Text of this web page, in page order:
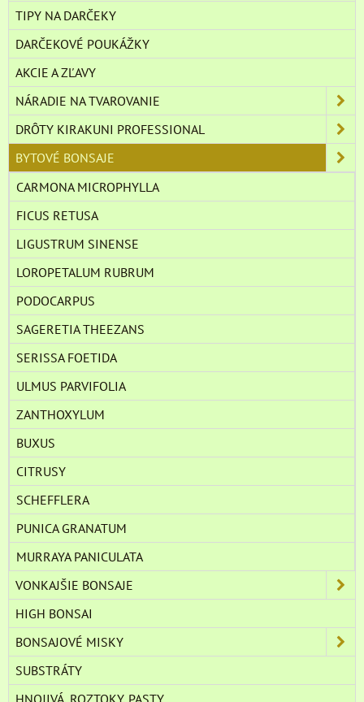
TIPY NA DARČEKY
DARČEKOVÉ POUKÁŽKY
AKCIE A ZĽAVY
NÁRADIE NA TVAROVANIE
DRÔTY KIRAKUNI PROFESSIONAL
BYTOVÉ BONSAJE
CARMONA MICROPHYLLA
FICUS RETUSA
LIGUSTRUM SINENSE
LOROPETALUM RUBRUM
PODOCARPUS
SAGERETIA THEEZANS
SERISSA FOETIDA
ULMUS PARVIFOLIA
ZANTHOXYLUM
BUXUS
CITRUSY
SCHEFFLERA
PUNICA GRANATUM
MURRAYA PANICULATA
VONKAJŠIE BONSAJE
HIGH BONSAI
BONSAJOVÉ MISKY
SUBSTRÁTY